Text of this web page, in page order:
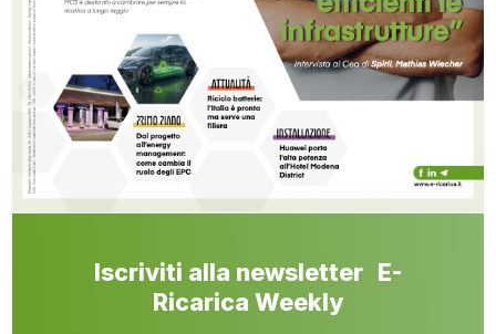
Iscriviti alla newsletter E-
Ricarica Weekly